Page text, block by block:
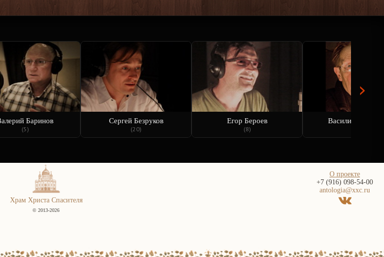
Баринов
(5)
Сергей Безруков
(20)
Егор Бероев
(8)
Василий
›
Храм Христа Спасителя
© 2013-2026
О проекте
+7 (916) 098-54-00
antologia@xxc.ru